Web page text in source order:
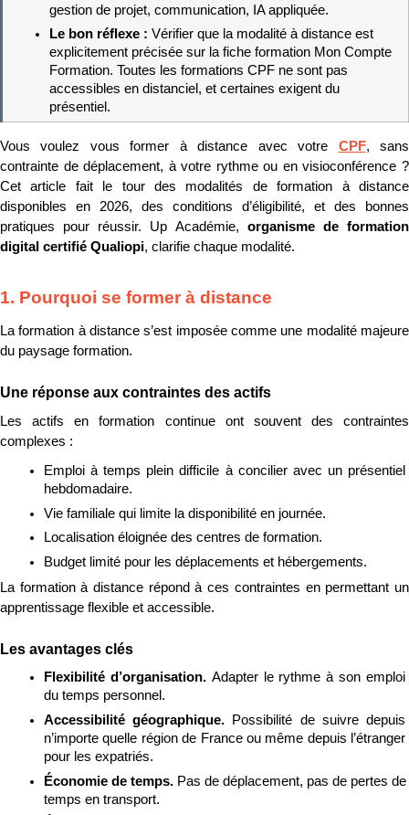
gestion de projet, communication, IA appliquée.
Le bon réflexe : Vérifier que la modalité à distance est
explicitement précisée sur la fiche formation Mon Compte
Formation. Toutes les formations CPF ne sont pas
accessibles en distanciel, et certaines exigent du
présentiel.
Vous voulez vous former à distance avec votre CPF, sans
contrainte de déplacement, à votre rythme ou en visioconférence ?
Cet article fait le tour des modalités de formation à distance
disponibles en 2026, des conditions d’éligibilité, et des bonnes
pratiques pour réussir. Up Académie, organisme de formation
digital certifié Qualiopi, clarifie chaque modalité.
1. Pourquoi se former à distance
La formation à distance s’est imposée comme une modalité majeure
du paysage formation.
Une réponse aux contraintes des actifs
Les actifs en formation continue ont souvent des contraintes
complexes :
Emploi à temps plein difficile à concilier avec un présentiel
hebdomadaire.
Vie familiale qui limite la disponibilité en journée.
Localisation éloignée des centres de formation.
Budget limité pour les déplacements et hébergements.
La formation à distance répond à ces contraintes en permettant un
apprentissage flexible et accessible.
Les avantages clés
Flexibilité d’organisation. Adapter le rythme à son emploi
du temps personnel.
Accessibilité géographique. Possibilité de suivre depuis
n’importe quelle région de France ou même depuis l’étranger
pour les expatriés.
Économie de temps. Pas de déplacement, pas de pertes de
temps en transport.